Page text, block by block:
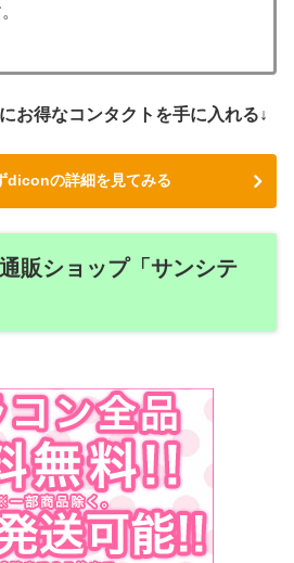
お得なコンタクトを手に入れる↓
diconの詳細を見てみる
販ショップ「サンシテ